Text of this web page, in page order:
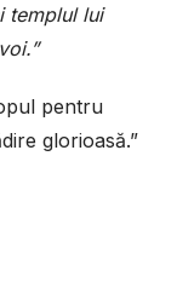
templul lui
pentru
glorioasă.”